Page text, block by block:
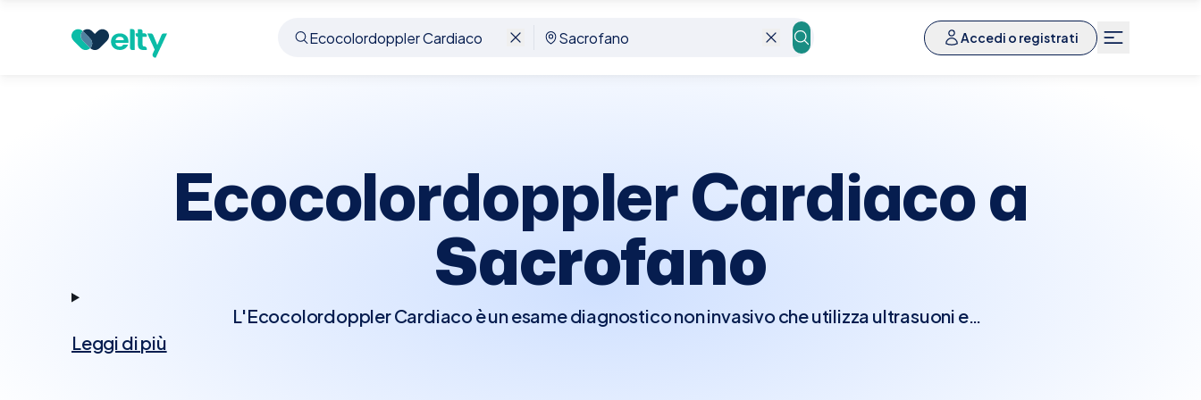
Accedi o registrati
Prenota visita Ecocolordoppler Cardiaco Sacrofano
Ecocolordoppler Cardiaco a
Sacrofano
L'Ecocolordoppler Cardiaco è un esame diagnostico non invasivo che utilizza ultrasuoni e
Leggi di più